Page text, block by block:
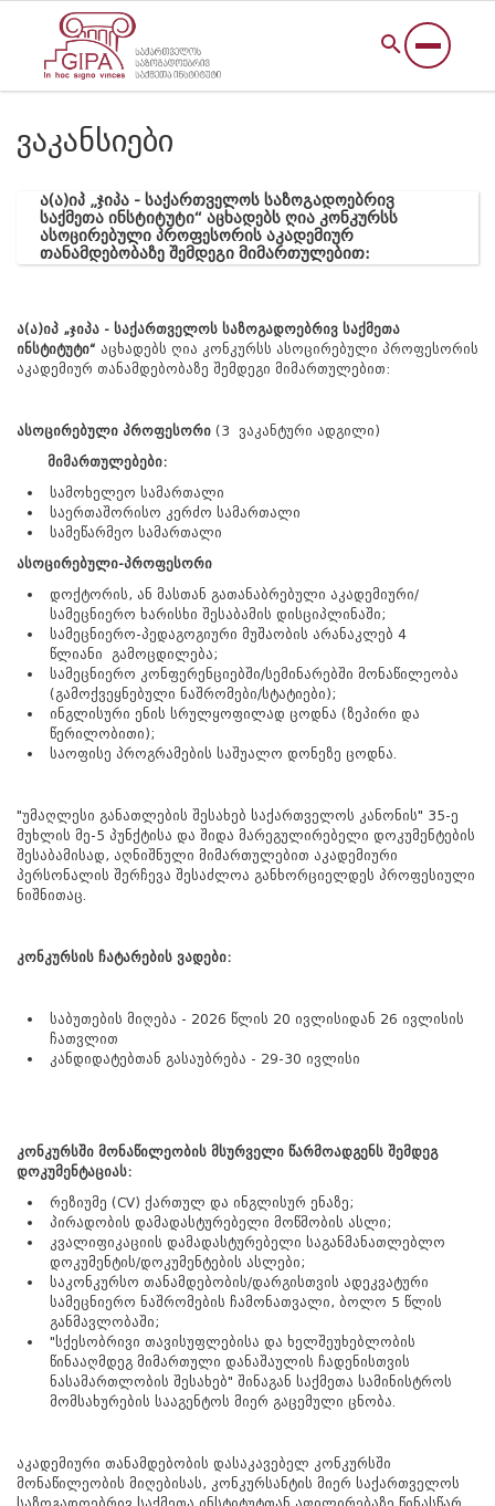
ვაკანსიები
ა(ა)იპ „ჯიპა - საქართველოს საზოგადოებრივ
საქმეთა ინსტიტუტი“ აცხადებს ღია კონკურსს
ასოცირებული პროფესორის აკადემიურ
თანამდებობაზე შემდეგი მიმართულებით:
ა(ა)იპ „ჯიპა - საქართველოს საზოგადოებრივ საქმეთა
ინსტიტუტი“ აცხადებს ღია კონკურსს ასოცირებული პროფესორის
აკადემიურ თანამდებობაზე შემდეგი მიმართულებით:
ასოცირებული პროფესორი (3 ვაკანტური ადგილი)
მიმართულებები:
სამოხელეო სამართალი
საერთაშორისო კერძო სამართალი
სამეწარმეო სამართალი
ასოცირებული-პროფესორი
დოქტორის, ან მასთან გათანაბრებული აკადემიური/
სამეცნიერო ხარისხი შესაბამის დისციპლინაში;
სამეცნიერო-პედაგოგიური მუშაობის არანაკლებ 4
წლიანი გამოცდილება;
სამეცნიერო კონფერენციებში/სემინარებში მონაწილეობა
(გამოქვეყნებული ნაშრომები/სტატიები);
ინგლისური ენის სრულყოფილად ცოდნა (ზეპირი და
წერილობითი);
საოფისე პროგრამების საშუალო დონეზე ცოდნა.
"უმაღლესი განათლების შესახებ საქართველოს კანონის" 35-ე
მუხლის მე-5 პუნქტისა და შიდა მარეგულირებელი დოკუმენტების
შესაბამისად, აღნიშნული მიმართულებით აკადემიური
პერსონალის შერჩევა შესაძლოა განხორციელდეს პროფესიული
ნიშნითაც.
კონკურსის ჩატარების ვადები:
საბუთების მიღება - 2026 წლის 20 ივლისიდან 26 ივლისის
ჩათვლით
კანდიდატებთან გასაუბრება - 29-30 ივლისი
კონკურსში მონაწილეობის მსურველი წარმოადგენს შემდეგ
დოკუმენტაციას:
რეზიუმე (CV) ქართულ და ინგლისურ ენაზე;
პირადობის დამადასტურებელი მოწმობის ასლი;
კვალიფიკაციის დამადასტურებელი საგანმანათლებლო
დოკუმენტის/დოკუმენტების ასლები;
საკონკურსო თანამდებობის/დარგისთვის ადეკვატური
სამეცნიერო ნაშრომების ჩამონათვალი, ბოლო 5 წლის
განმავლობაში;
"სქესობრივი თავისუფლებისა და ხელშეუხებლობის
წინააღმდეგ მიმართული დანაშაულის ჩადენისთვის
ნასამართლობის შესახებ" შინაგან საქმეთა სამინისტროს
მომსახურების სააგენტოს მიერ გაცემული ცნობა.
აკადემიური თანამდებობის დასაკავებელ კონკურსში
მონაწილეობის მიღებისას, კონკურსანტის მიერ საქართველოს